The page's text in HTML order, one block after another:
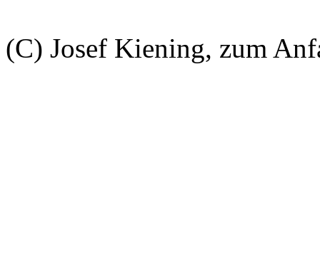
(C) Josef Kiening, zum